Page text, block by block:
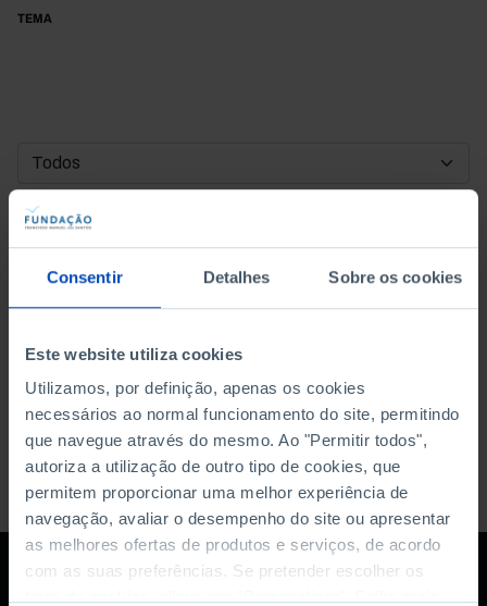
Consentir Detalhes Sobre os cookies
Este website utiliza cookies
Utilizamos, por definição, apenas os cookies
necessários ao normal funcionamento do site, permitindo
que navegue através do mesmo. Ao "Permitir todos",
autoriza a utilização de outro tipo de cookies, que
permitem proporcionar uma melhor experiência de
navegação, avaliar o desempenho do site ou apresentar
as melhores ofertas de produtos e serviços, de acordo
com as suas preferências. Se pretender escolher os
TEMA
DATA DE INÍCIO
DATA DE FIM